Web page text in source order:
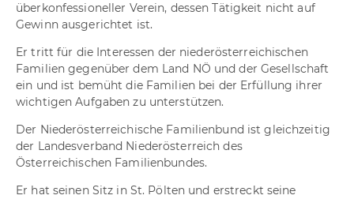
überkonfessioneller Verein, dessen Tätigkeit nicht auf
Gewinn ausgerichtet ist.
Er tritt für die Interessen der niederösterreichischen
Familien gegenüber dem Land NÖ und der Gesellschaft
ein und ist bemüht die Familien bei der Erfüllung ihrer
wichtigen Aufgaben zu unterstützen.
Der Niederösterreichische Familienbund ist gleichzeitig
der Landesverband Niederösterreich des
Österreichischen Familienbundes.
Er hat seinen Sitz in St. Pölten und erstreckt seine